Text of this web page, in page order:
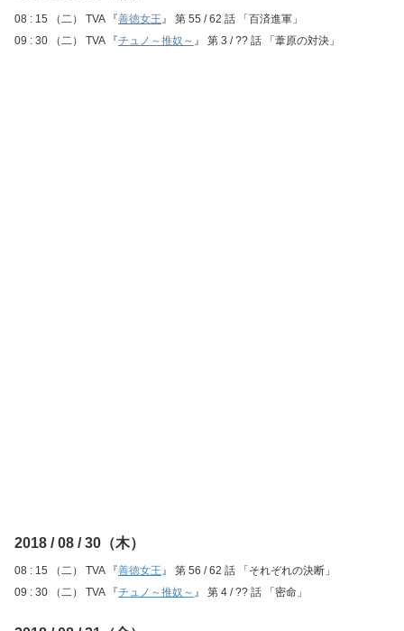
08 : 15 （二） TVA 『善徳女王 』 第 55 / 62 話 「百済進軍」
09 : 30 （二） TVA 『チュノ～推奴～ 』 第 3 / ?? 話 「葦原の対決」
2018 / 08 / 30（木）
08 : 15 （二） TVA 『善徳女王』 第 56 / 62 話 「それぞれの決断」
09 : 30 （二） TVA 『チュノ～推奴～ 』 第 4 / ?? 話 「密命」